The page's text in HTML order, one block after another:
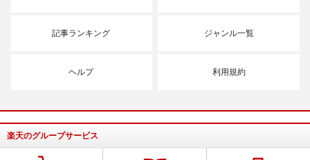
記事ランキング ジャンル一覧
ヘルプ 利用規約
楽天のグループサービス